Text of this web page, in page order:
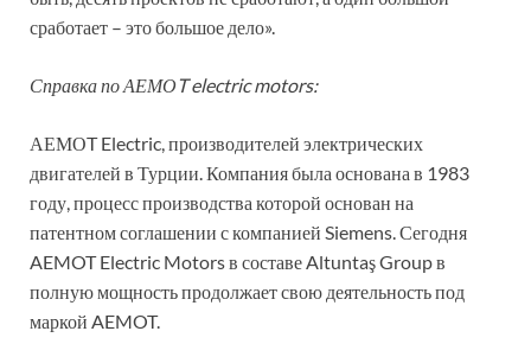
сработает – это большое дело».
Справка по АЕМОT electric motors:
АЕМОT Electric, производителей электрических
двигателей в Турции. Компания была основана в 1983
году, процесс производства которой основан на
патентном соглашении с компанией Siemens. Сегодня
AEMOT Electric Motors в составе Altuntaş Group в
полную мощность продолжает свою деятельность под
маркой AEMOT.